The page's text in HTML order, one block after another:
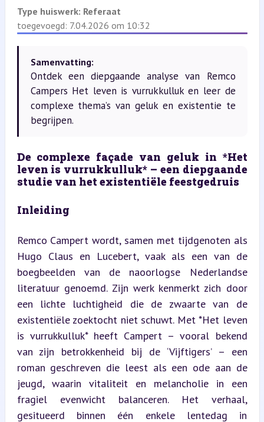
Type huiswerk: Referaat
toegevoegd: 7.04.2026 om 10:32
Samenvatting:
Ontdek een diepgaande analyse van Remco
Campers Het leven is vurrukkulluk en leer de
complexe thema’s van geluk en existentie te
begrijpen.
De complexe façade van geluk in *Het
leven is vurrukkulluk* – een diepgaande
studie van het existentiële feestgedruis
Inleiding
Remco Campert wordt, samen met tijdgenoten als
Hugo Claus en Lucebert, vaak als een van de
boegbeelden van de naoorlogse Nederlandse
literatuur genoemd. Zijn werk kenmerkt zich door
een lichte luchtigheid die de zwaarte van de
existentiële zoektocht niet schuwt. Met *Het leven
is vurrukkulluk* heeft Campert – vooral bekend
van zijn betrokkenheid bij de ‘Vijftigers’ – een
roman geschreven die leest als een ode aan de
jeugd, waarin vitaliteit en melancholie in een
fragiel evenwicht balanceren. Het verhaal,
gesitueerd binnen één enkele lentedag in